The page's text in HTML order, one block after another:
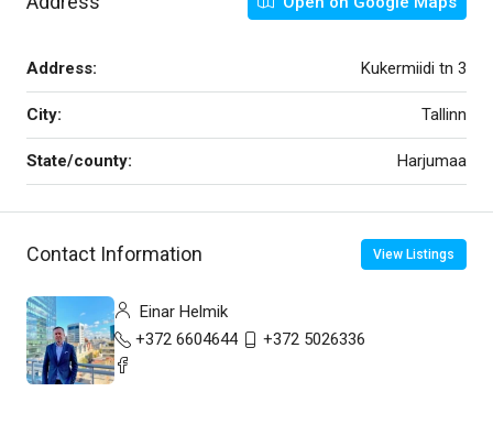
Address: Kukermiidi tn 3
City: Tallinn
State/county: Harjumaa
Contact Information View Listings
Einar Helmik
+372 6604644
+372 5026336